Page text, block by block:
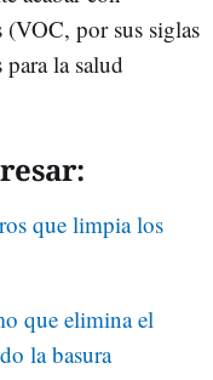
por sus siglas
la salud
que limpia los
que elimina el
la basura